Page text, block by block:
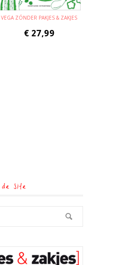
VEGA ZÓNDER PAKJES & ZAKJES
€ 27,99
de site